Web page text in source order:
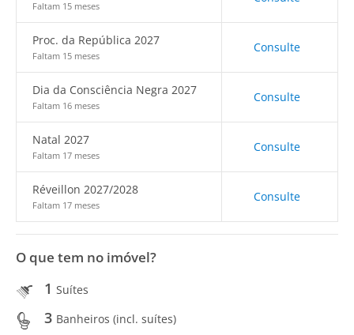
Faltam 15 meses
Proc. da República 2027
Faltam 15 meses
Consulte
Dia da Consciência Negra 2027
Faltam 16 meses
Consulte
Natal 2027
Faltam 17 meses
Consulte
Réveillon 2027/2028
Faltam 17 meses
Consulte
O que tem no imóvel?
1 Suítes
3 Banheiros (incl. suítes)